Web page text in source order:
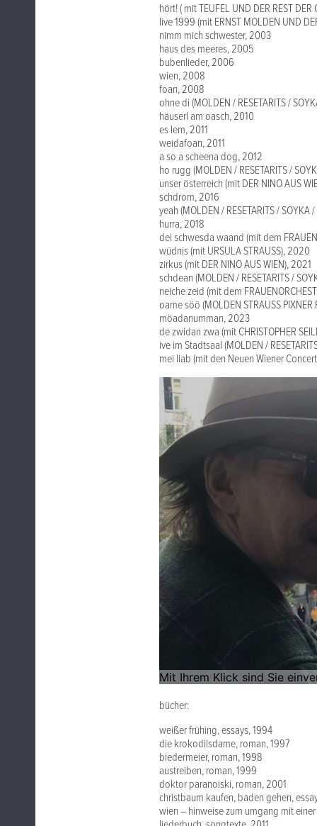
hört! ( mit TEUFEL UND DER REST DER
live 1999 (mit ERNST MOLDEN UND
nimm mich schwester, 2003
haus des meeres, 2005
bubenlieder, 2006
wien, 2008
foan, 2008
ohne di (MOLDEN / RESETARITS /
häuserl am oasch, 2010
es lem, 2011
weidafoan, 2011
a so a scheena dog, 2012
ho rugg (MOLDEN / RESETARITS /
unser österreich (mit DER NINO AUS
schdrom, 2016
yeah (MOLDEN / RESETARITS / SOYKA
hurra, 2018
dei schwesda waand (mit dem
wüdnis (mit URSULA STRAUSS), 2020
zirkus (mit DER NINO AUS WIEN), 2021
schdean (MOLDEN / RESETARITS /
neiche zeid (mit dem
oame söö (MOLDEN STRAUSS
möadanumman, 2023
de zwidan zwa (mit CHRISTOPHER
ive im Stadtsaal (MOLDEN /
mei liab (mit den Neuen Wiener
bücher:
weißer frühing, essays, 1994
die krokodilsdame, roman, 1997
biedermeier, roman, 1998
austreiben, roman, 1999
doktor paranoiski, roman, 2001
christbaum kaufen, baden gehen,
wien – hinweise zum umgang mit